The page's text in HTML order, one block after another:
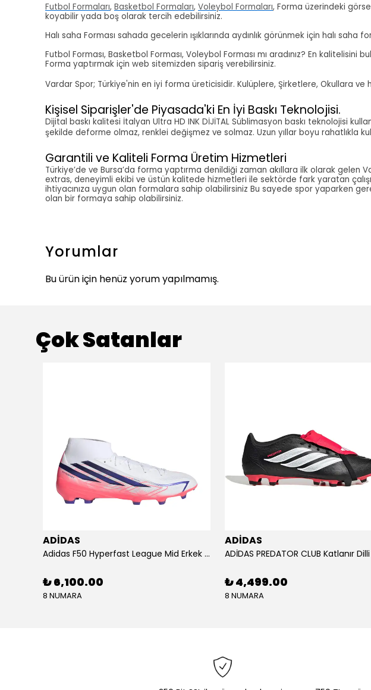
Futbol Formaları, Basketbol Formaları, Voleybol Formaları, Forma üzerindeki
koyabilir yada boş olarak tercih edebilirsiniz.
Halı saha Forması sahada gecelerin ışıklarında aydınlık görünmek için halı saha
Futbol Forması, Basketbol Forması, Voleybol Forması mı aradınız? En kalitelisini
Forma yaptırmak için web sitemizden sipariş verebilirsiniz.
Vardar Spor; Türkiye'nin en iyi forma üreticisidir. Kulüplere, Şirketlere, Okullara
Kişisel Siparişler'de Piyasada'ki En İyi Baskı Teknolojisi.
Dijital baskı kalitesi İtalyan Ultra HD INK DİJİTAL Süblimasyon baskı teknolojisi
şekilde deforme olmaz, renklei değişmez ve solmaz. Uzun yıllar boyu rahatlıkla
Garantili ve Kaliteli Forma Üretim Hizmetleri
Türkiye’de ve Bursa’da forma yaptırma denildiği zaman akıllara ilk olarak gelen
extras, deneyimli ekibi ve üstün kalitede hizmetleri ile sektörde fark yaratan
ihtiyacınıza uygun olan formalara sahip olabilirsiniz Bu sayede spor yaparken
olan bir formaya sahip olabilirsiniz.
Yorumlar
Bu ürün için henüz yorum yapılmamış.
Çok Satanlar
ADİDAS
Adidas F50 Hyperfast League Mid Erkek Krampon (IH7090)
₺ 6,100.00
8 NUMARA
ADİDAS
₺ 4,499.00
8 NUMARA